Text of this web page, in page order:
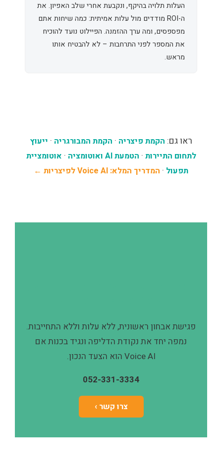
העלות תלויה בהיקף, ונקבעת אחרי שלב האפיון. את
ה-ROI מודדים מול עלות אמיתית: כמה שיחות אתם
מפספסים, ומה ערך ההזמנה. הפיילוט נועד להוכיח
את המספר לפני התרחבות – לא להבטיח אותו
מראש.
ראו גם: הקמת פיצריה · הקמת המבורגריה · ייעוץ
לתחום התיירות · הטמעת AI ואוטומציה · אוטומציית
תפעול · המדריך המלא: Voice AI לפיצריות ←
פגישת אבחון ראשונית, ללא עלות וללא התחייבות.
נמפה יחד את נקודת הדליפה ונגיד בכנות אם
Voice AI הוא הצעד הנכון.
052-331-3334
צרו קשר ›